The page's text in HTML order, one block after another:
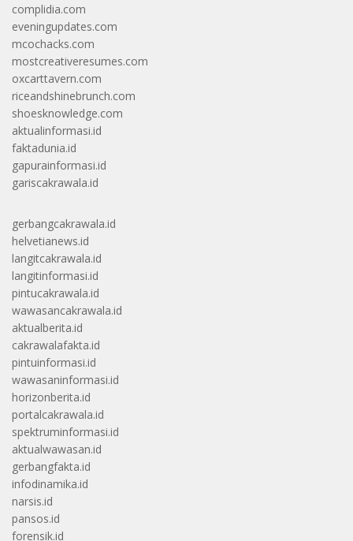
complidia.com
eveningupdates.com
mcochacks.com
mostcreativeresumes.com
oxcarttavern.com
riceandshinebrunch.com
shoesknowledge.com
aktualinformasi.id
faktadunia.id
gapurainformasi.id
gariscakrawala.id
gerbangcakrawala.id
helvetianews.id
langitcakrawala.id
langitinformasi.id
pintucakrawala.id
wawasancakrawala.id
aktualberita.id
cakrawalafakta.id
pintuinformasi.id
wawasaninformasi.id
horizonberita.id
portalcakrawala.id
spektruminformasi.id
aktualwawasan.id
gerbangfakta.id
infodinamika.id
narsis.id
pansos.id
forensik.id